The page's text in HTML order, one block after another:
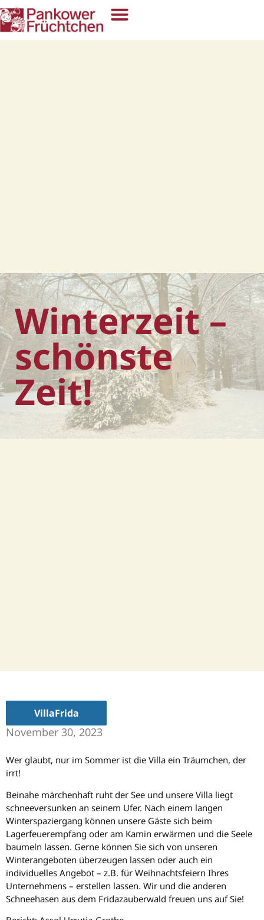
Winterzeit –
schönste
Zeit!
VillaFrida
November 30, 2023
Wer glaubt, nur im Sommer ist die Villa ein Träumchen, der
irrt!
Beinahe märchenhaft ruht der See und unsere Villa liegt
schneeversunken an seinem Ufer. Nach einem langen
Winterspaziergang können unsere Gäste sich beim
Lagerfeuerempfang oder am Kamin erwärmen und die Seele
baumeln lassen. Gerne können Sie sich von unseren
Winterangeboten überzeugen lassen oder auch ein
individuelles Angebot – z.B. für Weihnachtsfeiern Ihres
Unternehmens – erstellen lassen. Wir und die anderen
Schneehasen aus dem Fridazauberwald freuen uns auf Sie!